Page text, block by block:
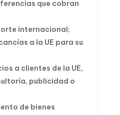
que cobran
internacional;
a la UE para su
a clientes de la UE,
publicidad o
de bienes